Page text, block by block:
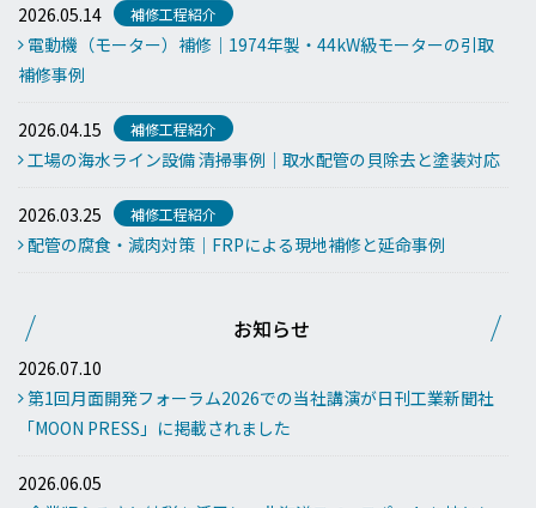
2026.05.14 補修工程紹介
電動機（モーター）補修｜1974年製・44kW級モーターの引取
補修事例
2026.04.15 補修工程紹介
工場の海水ライン設備 清掃事例｜取水配管の貝除去と塗装対応
2026.03.25 補修工程紹介
配管の腐食・減肉対策｜FRPによる現地補修と延命事例
お知らせ
2026.07.10
第1回月面開発フォーラム2026での当社講演が日刊工業新聞社
「MOON PRESS」に掲載されました
2026.06.05